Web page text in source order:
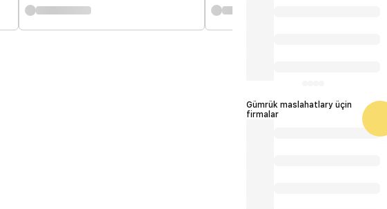
Gümrük maslahatlary üçin
firmalar